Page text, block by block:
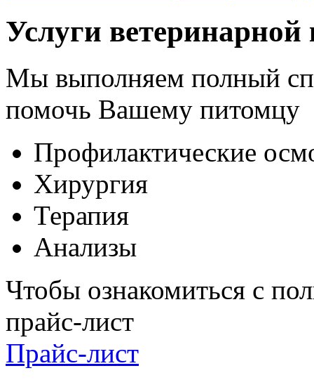
Услуги
Мы выполняем полный
помочь Вашему питомцу
Профилактические
Хирургия
Терапия
Анализы
Чтобы ознакомиться с
прайс-лист
Прайс-лист